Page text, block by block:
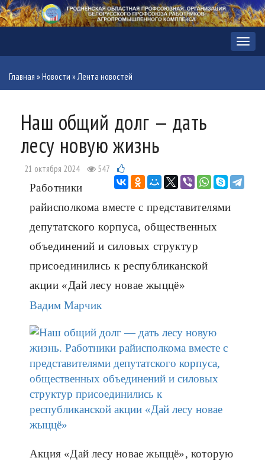
Меню
Главная »Новости »Лента новостей
Наш общий долг — дать
лесу новую жизнь
21 октября 2024 547
Работники
райисполкома вместе с представителями
депутатского корпуса, общественных
объединений и силовых структур
присоединились к республиканской
акции «Дай лесу новае жыццё»
Вадим Марчик
Акция «Дай лесу новае жыццё», которую